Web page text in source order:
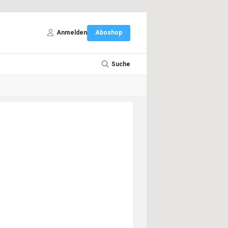
Anmelden Aboshop
Suche